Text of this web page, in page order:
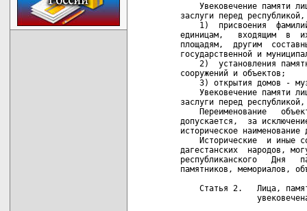
Увековечение памяти
заслуги перед
1)  присвоения
единицам,   входящим  в
площадям,  другим
государственной и
2)  установления
   сооружений и объектов;
3) открытия домов -
Увековечение памяти
заслуги перед
Переименование
допускается,  за
историческое наименование
Исторические  и иные
дагестанских  народов,
республиканского   Дня
памятников, мемориалов,
Статья 2.   Лица,